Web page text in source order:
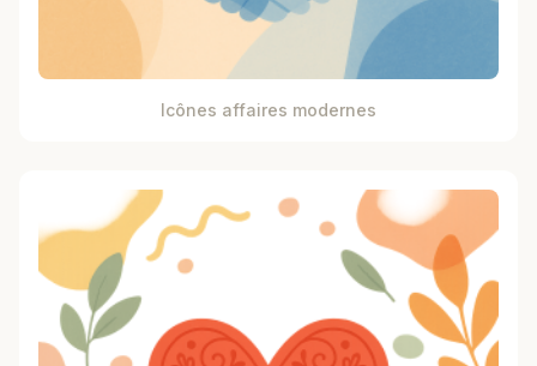
Icônes affaires modernes